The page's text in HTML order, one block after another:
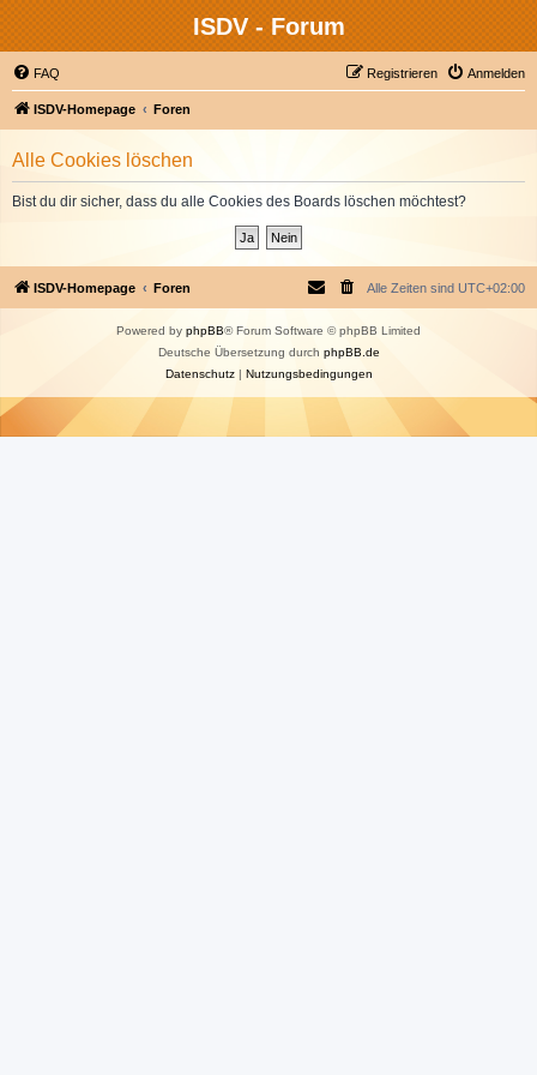
ISDV - Forum
FAQ Anmelden
Registrieren
ISDV-Homepage Foren
Alle Cookies löschen
Bist du dir sicher, dass du alle Cookies des Boards löschen möchtest?
ISDV-Homepage Foren Alle Zeiten sind UTC+02:00
Powered by phpBB® Forum Software © phpBB Limited
Deutsche Übersetzung durch phpBB.de
Datenschutz| Nutzungsbedingungen